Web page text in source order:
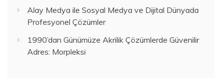
Alay Medya ile Sosyal Medya ve Dijital Dünyada
Profesyonel Çözümler
1990’dan Günümüze Akrilik Çözümlerde Güvenilir
Adres: Morpleksi